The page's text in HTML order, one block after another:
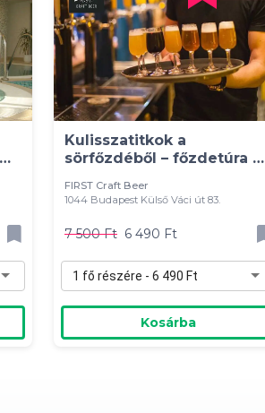
Kulisszatitkok a
sörfőzdéből – főzdetúra és
FIRST Craft Beer
1044 Budapest Külső Váci út 83.
7 500 Ft 6 490 Ft
1 fő részére - 6 490 Ft
Kosárba